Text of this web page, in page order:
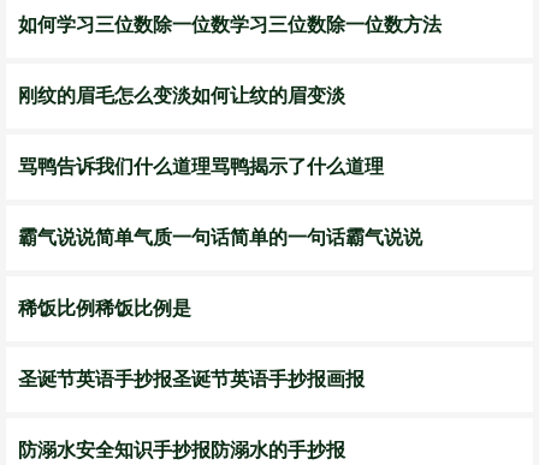
如何学习三位数除一位数学习三位数除一位数方法
刚纹的眉毛怎么变淡如何让纹的眉变淡
骂鸭告诉我们什么道理骂鸭揭示了什么道理
霸气说说简单气质一句话简单的一句话霸气说说
稀饭比例稀饭比例是
圣诞节英语手抄报圣诞节英语手抄报画报
防溺水安全知识手抄报防溺水的手抄报